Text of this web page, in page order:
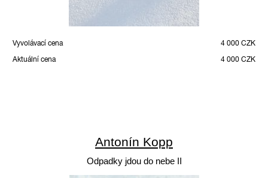
Vyvolávací cena
4 000 CZK
Aktuální cena
4 000 CZK
Antonín Kopp
Odpadky jdou do nebe II